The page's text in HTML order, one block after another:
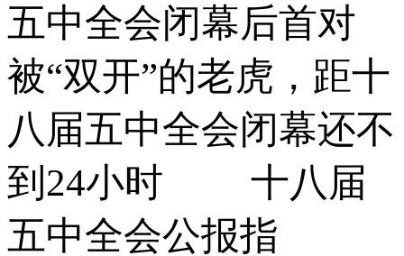
五中全会闭幕后首对
被“双开”的老虎，距十
八届五中全会闭幕还不
到24小时 十八届
五中全会公报指